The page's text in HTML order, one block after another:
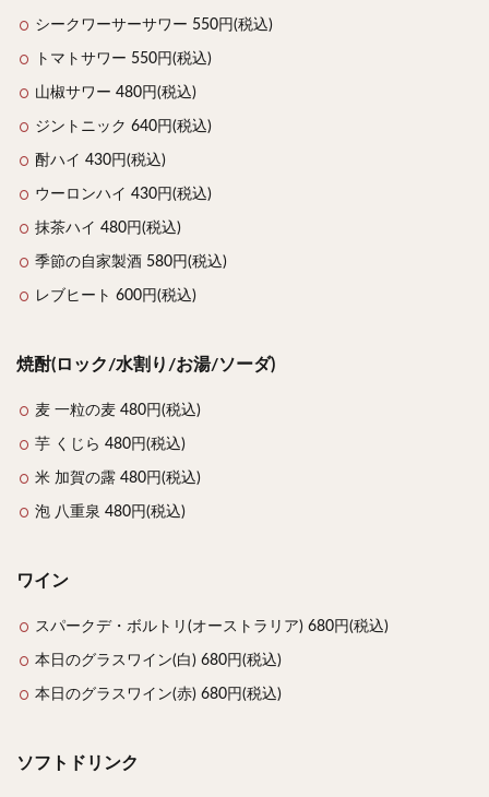
シークワーサーサワー 550円(税込)
トマトサワー 550円(税込)
山椒サワー 480円(税込)
ジントニック 640円(税込)
酎ハイ 430円(税込)
ウーロンハイ 430円(税込)
抹茶ハイ 480円(税込)
季節の自家製酒 580円(税込)
レブヒート 600円(税込)
焼酎(ロック/水割り/お湯/ソーダ)
麦 一粒の麦 480円(税込)
芋 くじら 480円(税込)
米 加賀の露 480円(税込)
泡 八重泉 480円(税込)
ワイン
スパークデ・ボルトリ(オーストラリア) 680円(税込)
本日のグラスワイン(白) 680円(税込)
本日のグラスワイン(赤) 680円(税込)
ソフトドリンク